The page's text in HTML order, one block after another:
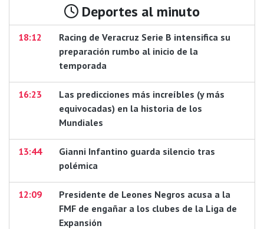
Deportes al minuto
18:12
Racing de Veracruz Serie B intensifica su
preparación rumbo al inicio de la
temporada
16:23
Las predicciones más increíbles (y más
equivocadas) en la historia de los
Mundiales
13:44
Gianni Infantino guarda silencio tras
polémica
12:09
Presidente de Leones Negros acusa a la
FMF de engañar a los clubes de la Liga de
Expansión